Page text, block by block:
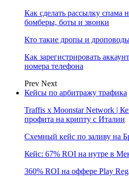
Как сделать рассылку
бомберы, боты и звонки
Кто такие дропы и
Как зарегистрировать
номера телефона
Prev Next
Кейсы по арбитражу трафика
Traffis x Moonstar Network |
профита на крипту с Италии
Схемный кейс по заливу на
Кейс: 67% ROI на нутре в
360% ROI на оффере Play